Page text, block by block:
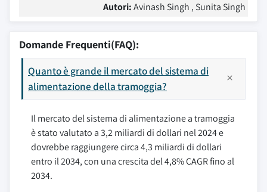
Autori:Avinash Singh , Sunita Singh
Domande Frequenti(FAQ):
Quanto è grande il mercato del sistema di
alimentazione della tramoggia?
Il mercato del sistema di alimentazione a tramoggia
è stato valutato a 3,2 miliardi di dollari nel 2024 e
dovrebbe raggiungere circa 4,3 miliardi di dollari
entro il 2034, con una crescita del 4,8% CAGR fino al
2034.